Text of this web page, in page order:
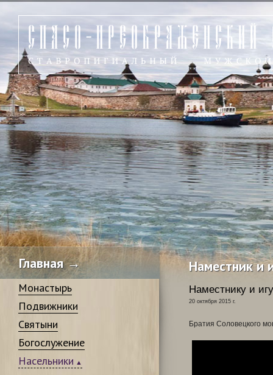
Главная →
Монастырь
Подвижники
Святыни
Богослужение
Насельники
Наместник и
Наместнику и
20 октября 2015 г.
Братия Соловецкого